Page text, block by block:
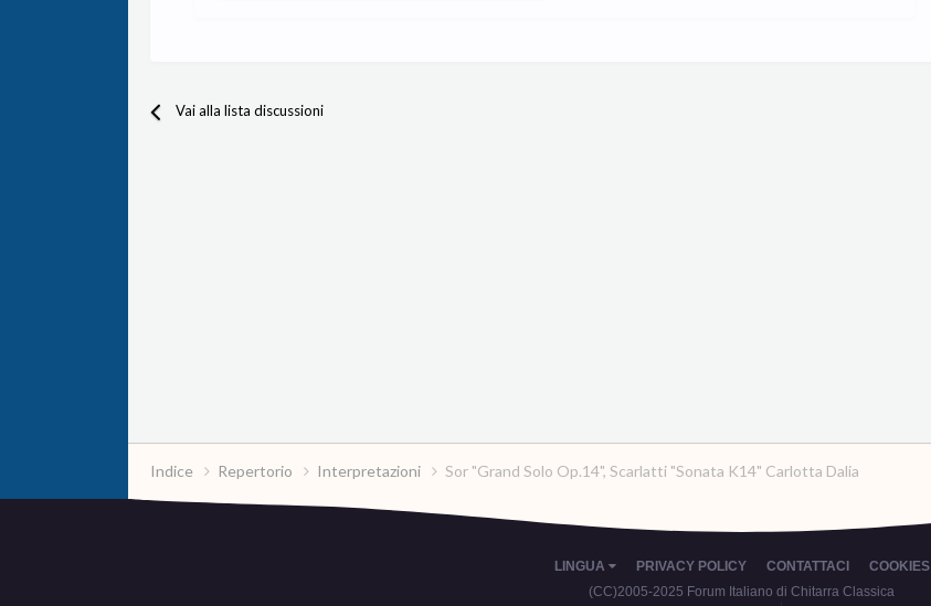
Vai alla lista discussioni
Indice Repertorio Interpretazioni Sor "Grand Solo Op.14", Scarlatti "Sonata K14" Carlotta Dalia
LINGUA PRIVACY POLICY CONTATTACI
COOKIES
(CC)2005-2025 Forum Italiano di Chitarra Classica